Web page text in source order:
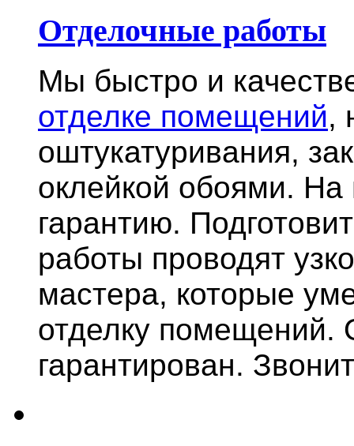
Отделочные работы
Мы быстро и
отделке помещений,
оштукатуривания,
оклейкой обоями.
гарантию.
работы проводят
мастера, которые
отделку помещений.
гарантирован.